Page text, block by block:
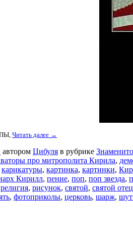
Читать далее →
автором Цибуля в рубрике
про митрополита Кирила,
карикатуры, картинка, картинки,
Кирилл, пение, поп, поп звезда,
религия, рисунок, святой, святой отец
, фотоприколы, церковь, шарж,